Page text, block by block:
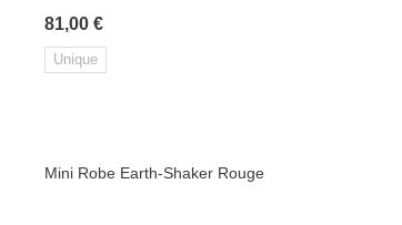
81,00 €Prix
Unique
Mini Robe Earth-Shaker Rouge